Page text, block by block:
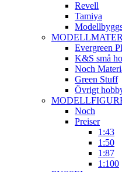
Revell
Tamiya
Evergreen
K&S små
Noch
Green Stuff
Övrigt
Noch
Preiser
1:43
1:50
1:87
1:100